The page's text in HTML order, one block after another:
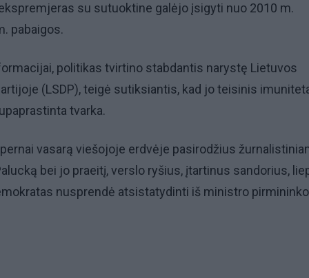
su sutuoktine galėjo įsigyti nuo 2010 m.
pabaigos.
politikas tvirtino stabdantis narystę Lietuvos
(LSDP), teigė sutiksiantis, kad jo teisinis
tvarka.
pernai vasarą viešojoje erdvėje pasirodžius
bei jo praeitį, verslo ryšius, įtartinus sandorius,
nusprendė atsistatydinti iš ministro pirmininko